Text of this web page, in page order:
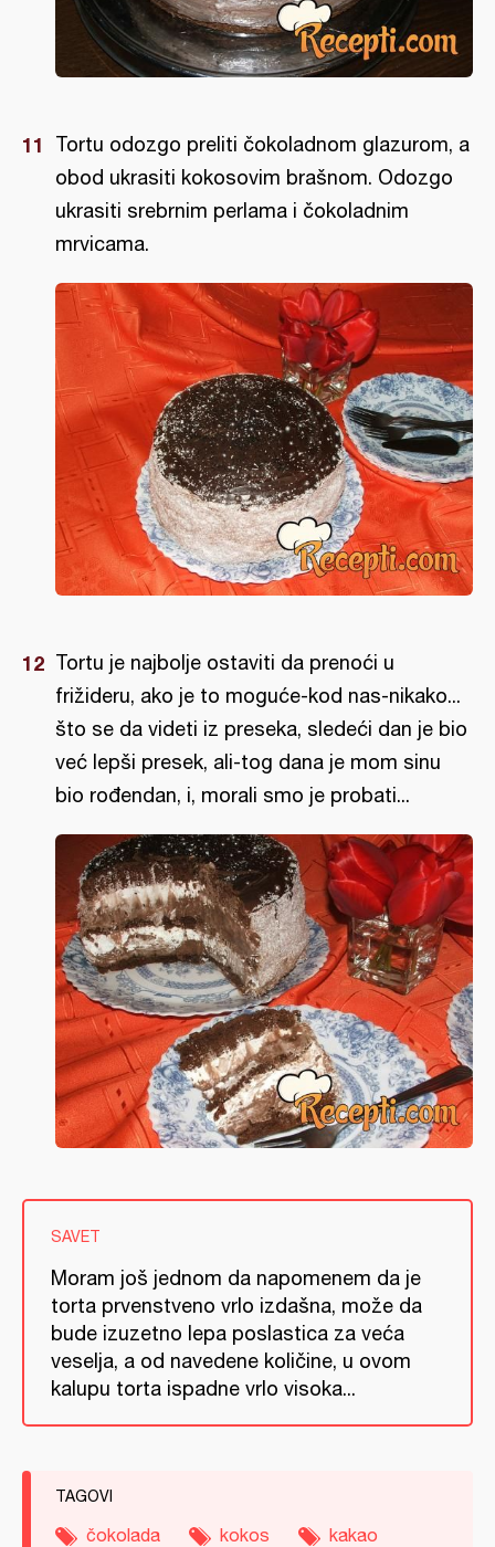
Tortu odozgo preliti čokoladnom glazurom, a
obod ukrasiti kokosovim brašnom. Odozgo
ukrasiti srebrnim perlama i čokoladnim
mrvicama.
Tortu je najbolje ostaviti da prenoći u
frižideru, ako je to moguće-kod nas-nikako...
što se da videti iz preseka, sledeći dan je bio
već lepši presek, ali-tog dana je mom sinu
bio rođendan, i, morali smo je probati...
SAVET
Moram još jednom da napomenem da je
torta prvenstveno vrlo izdašna, može da
bude izuzetno lepa poslastica za veća
veselja, a od navedene količine, u ovom
kalupu torta ispadne vrlo visoka...
TAGOVI
čokolada kokos
kakao